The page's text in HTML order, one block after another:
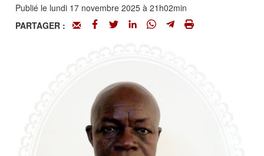
Publié le lundi 17 novembre 2025 à 21h02min
PARTAGER :